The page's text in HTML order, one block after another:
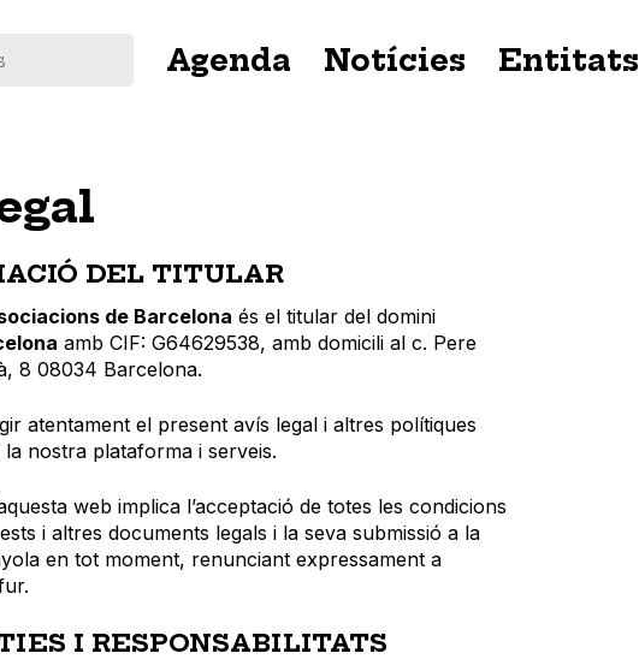
principal
Agenda Notícies Entitats
DEL TITULAR
de Barcelona és el titular del domini
amb CIF: G64629538, amb domicili al c. Pere
8 08034 Barcelona.
atentament el present avís legal i altres polítiques
la nostra plataforma i serveis.
web implica l’acceptació de totes les condicions
i altres documents legals i la seva submissió a la
en tot moment, renunciant expressament a
I RESPONSABILITATS